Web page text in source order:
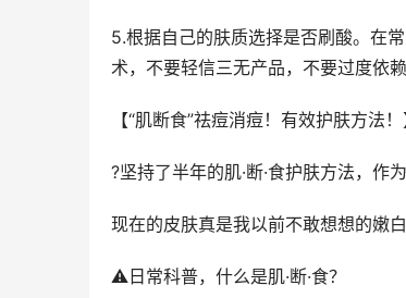
5.根据自己的肤质选择是否刷酸。在
术，不要轻信三无产品，不要过度依
【“肌断食”祛痘消痘！有效护肤方法！
?坚持了半年的肌·断·食护肤方法，作
现在的皮肤真是我以前不敢想想的嫩
⚠️日常科普，什么是肌·断·食？